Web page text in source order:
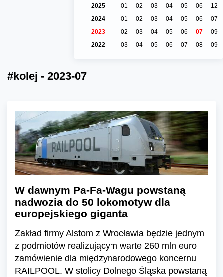
2025
01 02 03 04 05 06
12
2024
01 02 03 04 05 06
07
2023
02 03 04 05 06 07
09
2022
03 04 05 06 07 08 09
#kolej - 2023-07
W dawnym Pa-Fa-Wagu powstaną
nadwozia do 50 lokomotyw dla
europejskiego giganta
Zakład firmy Alstom z Wrocławia będzie jednym
z podmiotów realizującym warte 260 mln euro
zamówienie dla międzynarodowego koncernu
RAILPOOL. W stolicy Dolnego Śląska powstaną